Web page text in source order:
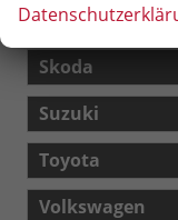
Seat
Skoda
Suzuki
Toyota
Volkswagen